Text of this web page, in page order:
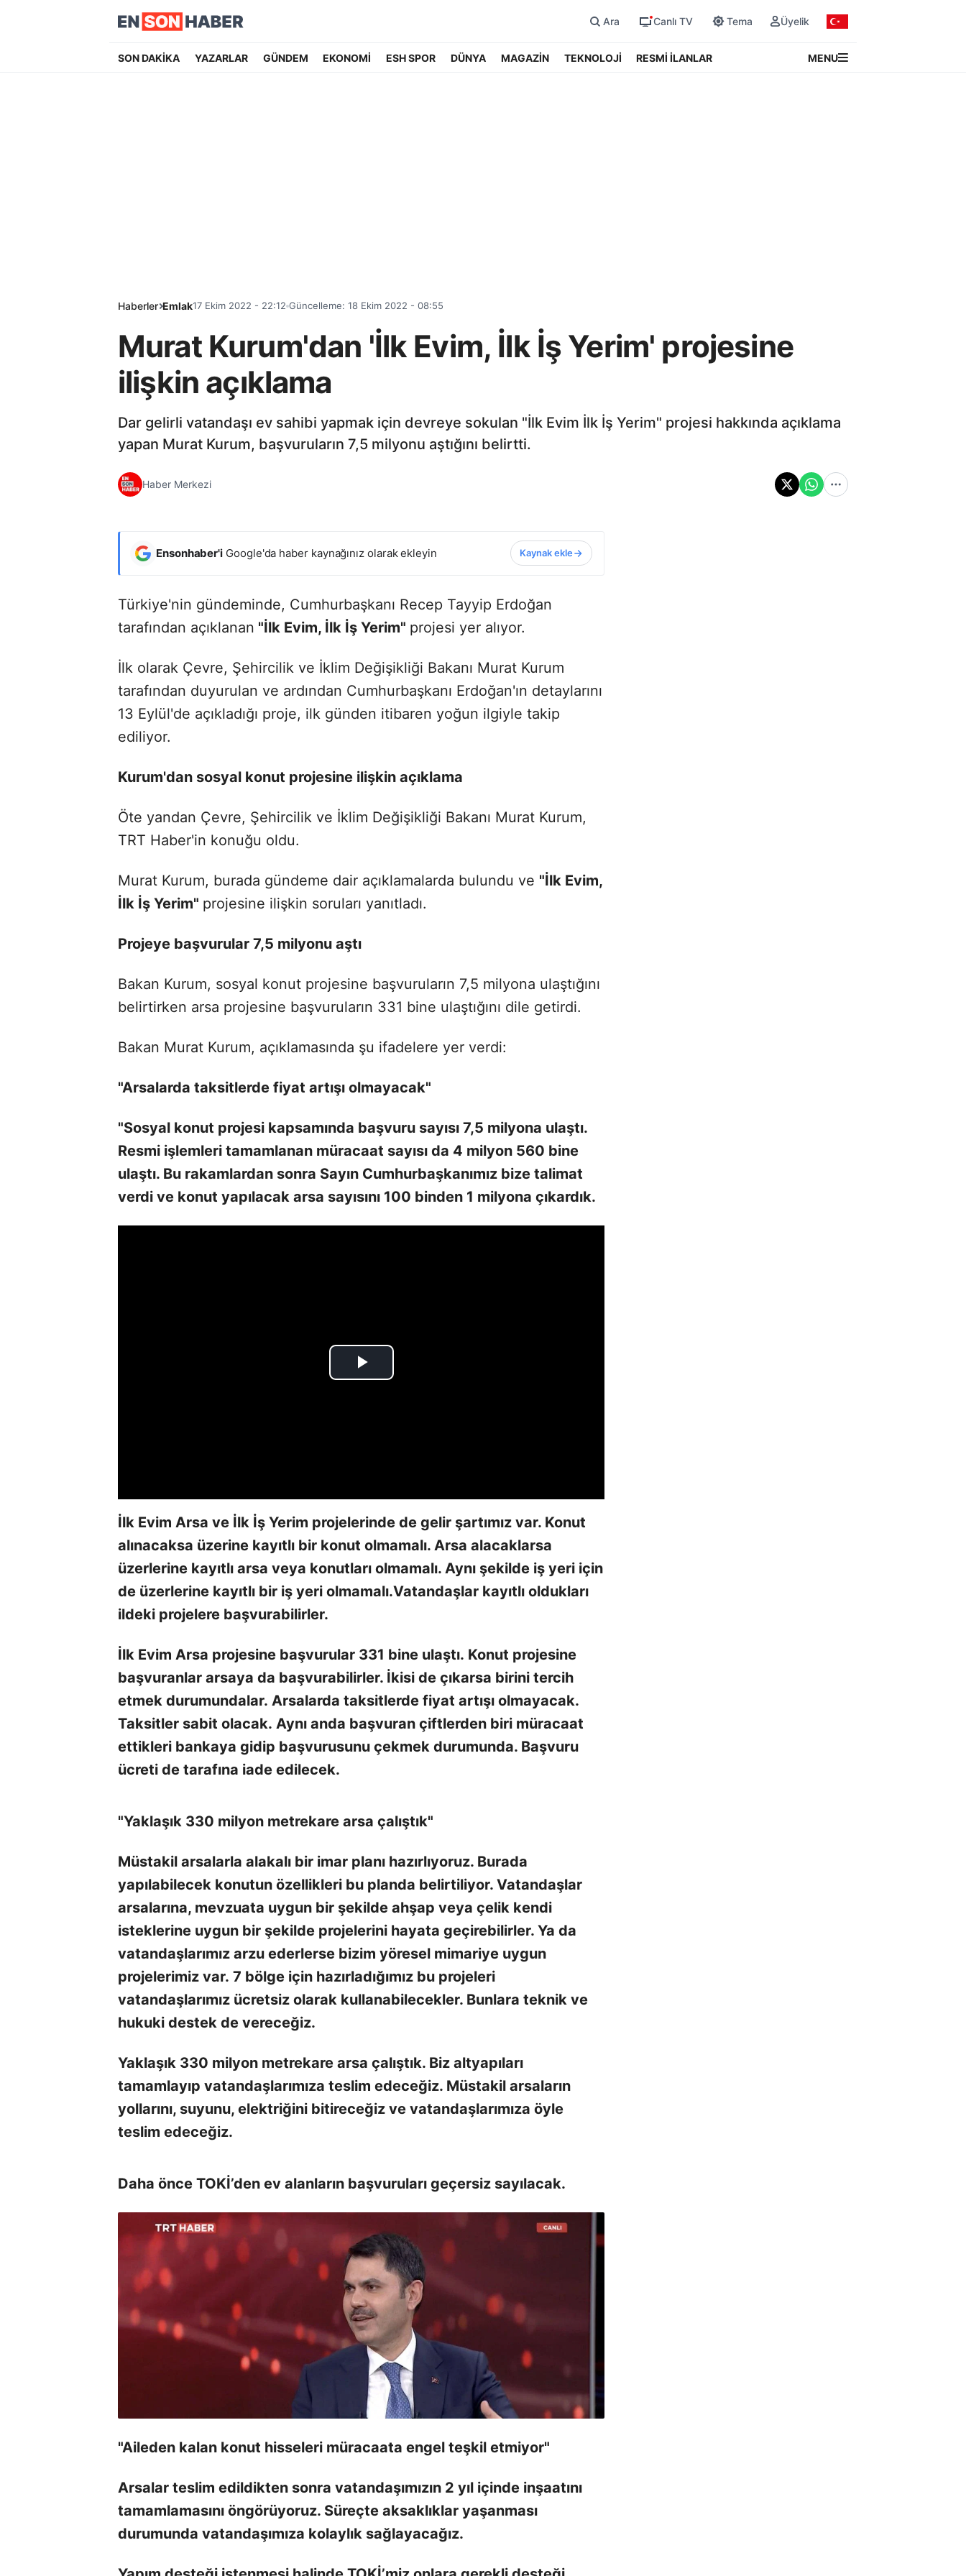
Ara Canlı TV Tema Üyelik
SON DAKİKA YAZARLAR GÜNDEM EKONOMİ ESH SPOR DÜNYA MAGAZİN TEKNOLOJİ RESMİ İLANLAR MENU
Haberler Emlak17 Ekim 2022 - 22:12 Güncelleme: 18 Ekim 2022 - 08:55
Murat Kurum'dan 'İlk Evim, İlk İş Yerim' projesine
ilişkin açıklama
Dar gelirli vatandaşı ev sahibi yapmak için devreye sokulan "İlk Evim İlk İş Yerim" projesi hakkında açıklama
yapan Murat Kurum, başvuruların 7,5 milyonu aştığını belirtti.
Haber Merkezi
Ensonhaber'i Google'da haber kaynağınız olarak ekleyin Kaynak ekle
Türkiye'nin gündeminde, Cumhurbaşkanı Recep Tayyip Erdoğan
tarafından açıklanan "İlk Evim, İlk İş Yerim" projesi yer alıyor.
İlk olarak Çevre, Şehircilik ve İklim Değişikliği Bakanı Murat Kurum
tarafından duyurulan ve ardından Cumhurbaşkanı Erdoğan'ın detaylarını
13 Eylül'de açıkladığı proje, ilk günden itibaren yoğun ilgiyle takip
ediliyor.
Kurum'dan sosyal konut projesine ilişkin açıklama
Öte yandan Çevre, Şehircilik ve İklim Değişikliği Bakanı Murat Kurum,
TRT Haber'in konuğu oldu.
Murat Kurum, burada gündeme dair açıklamalarda bulundu ve "İlk Evim,
İlk İş Yerim" projesine ilişkin soruları yanıtladı.
Projeye başvurular 7,5 milyonu aştı
Bakan Kurum, sosyal konut projesine başvuruların 7,5 milyona ulaştığını
belirtirken arsa projesine başvuruların 331 bine ulaştığını dile getirdi.
Bakan Murat Kurum, açıklamasında şu ifadelere yer verdi:
"Arsalarda taksitlerde fiyat artışı olmayacak"
"Sosyal konut projesi kapsamında başvuru sayısı 7,5 milyona ulaştı.
Resmi işlemleri tamamlanan müracaat sayısı da 4 milyon 560 bine
ulaştı. Bu rakamlardan sonra Sayın Cumhurbaşkanımız bize talimat
verdi ve konut yapılacak arsa sayısını 100 binden 1 milyona çıkardık.
İlk Evim Arsa ve İlk İş Yerim projelerinde de gelir şartımız var. Konut
alınacaksa üzerine kayıtlı bir konut olmamalı. Arsa alacaklarsa
üzerlerine kayıtlı arsa veya konutları olmamalı. Aynı şekilde iş yeri için
de üzerlerine kayıtlı bir iş yeri olmamalı.Vatandaşlar kayıtlı oldukları
ildeki projelere başvurabilirler.
İlk Evim Arsa projesine başvurular 331 bine ulaştı. Konut projesine
başvuranlar arsaya da başvurabilirler. İkisi de çıkarsa birini tercih
etmek durumundalar. Arsalarda taksitlerde fiyat artışı olmayacak.
Taksitler sabit olacak. Aynı anda başvuran çiftlerden biri müracaat
ettikleri bankaya gidip başvurusunu çekmek durumunda. Başvuru
ücreti de tarafına iade edilecek.
"Yaklaşık 330 milyon metrekare arsa çalıştık"
Müstakil arsalarla alakalı bir imar planı hazırlıyoruz. Burada
yapılabilecek konutun özellikleri bu planda belirtiliyor. Vatandaşlar
arsalarına, mevzuata uygun bir şekilde ahşap veya çelik kendi
isteklerine uygun bir şekilde projelerini hayata geçirebilirler. Ya da
vatandaşlarımız arzu ederlerse bizim yöresel mimariye uygun
projelerimiz var. 7 bölge için hazırladığımız bu projeleri
vatandaşlarımız ücretsiz olarak kullanabilecekler. Bunlara teknik ve
hukuki destek de vereceğiz.
Yaklaşık 330 milyon metrekare arsa çalıştık. Biz altyapıları
tamamlayıp vatandaşlarımıza teslim edeceğiz. Müstakil arsaların
yollarını, suyunu, elektriğini bitireceğiz ve vatandaşlarımıza öyle
teslim edeceğiz.
Daha önce TOKİ’den ev alanların başvuruları geçersiz sayılacak.
"Aileden kalan konut hisseleri müracaata engel teşkil etmiyor"
Arsalar teslim edildikten sonra vatandaşımızın 2 yıl içinde inşaatını
tamamlamasını öngörüyoruz. Süreçte aksaklıklar yaşanması
durumunda vatandaşımıza kolaylık sağlayacağız.